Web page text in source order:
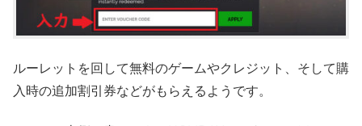
ルーレットを回して無料のゲームやクレジット、そして購
入時の追加割引券などがもらえるようです。